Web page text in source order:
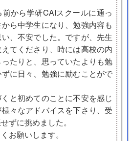
から学研CAIスクールに通っ
ら中学生になり、勉強内容も
、不安でした。ですが、先生
てくださり、時には高校の内
たりと、思っていたよりも勉
に日々、勉強に励むことがで
と初めてのことに不安を感じ
々なアドバイスを下さり、受
ずに挑めました。
お願いします。